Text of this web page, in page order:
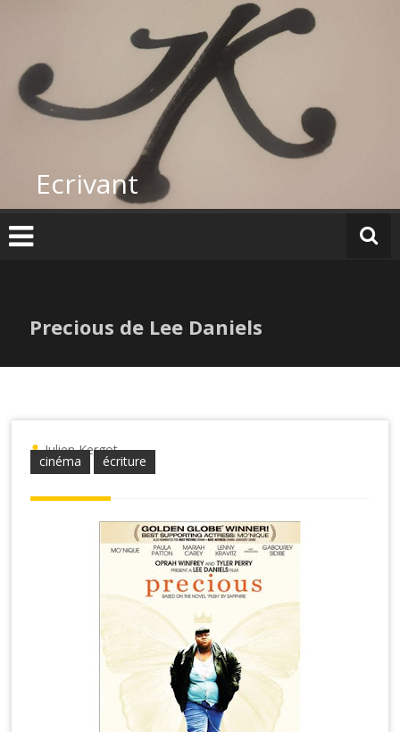
Ecrivant
Precious de Lee Daniels
cinéma écriture
Julien Kergot